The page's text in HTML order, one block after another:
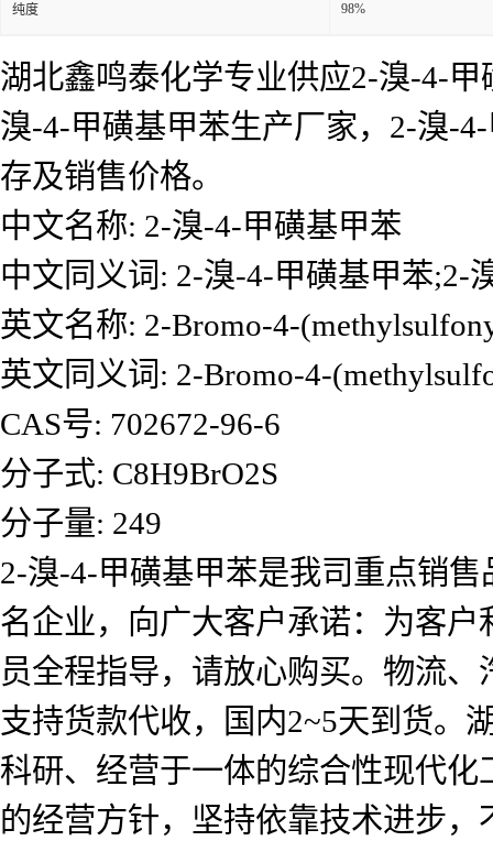
纯度 98%
湖北鑫鸣泰化学专业供应2-溴-4-
溴-4-甲磺基甲苯生产厂家，2-溴-
存及销售价格。
中文名称: 2-溴-4-甲磺基甲苯
中文同义词: 2-溴-4-甲磺基甲苯;2-
英文名称: 2-Bromo-4-
英文同义词: 2-Bromo-4-
CAS号: 702672-96-6
分子式: C8H9BrO2S
分子量: 249
2-溴-4-甲磺基甲苯是我司重点销
名企业，向广大客户承诺：为客
员全程指导，请放心购买。物流
支持货款代收，国内2~5天到货。
科研、经营于一体的综合性现代
的经营方针，坚持依靠技术进步